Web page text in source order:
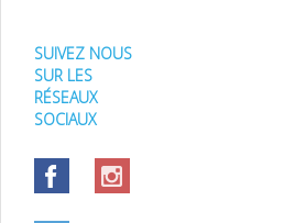
SUIVEZ NOUS
SUR LES
RÉSEAUX
SOCIAUX